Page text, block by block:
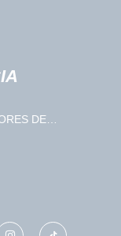
DE